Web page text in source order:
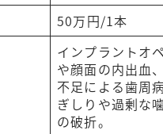
50万円/1本
インプラントオ
や顔面の内出血
不足による歯周
ぎしりや過剰な
の破折。